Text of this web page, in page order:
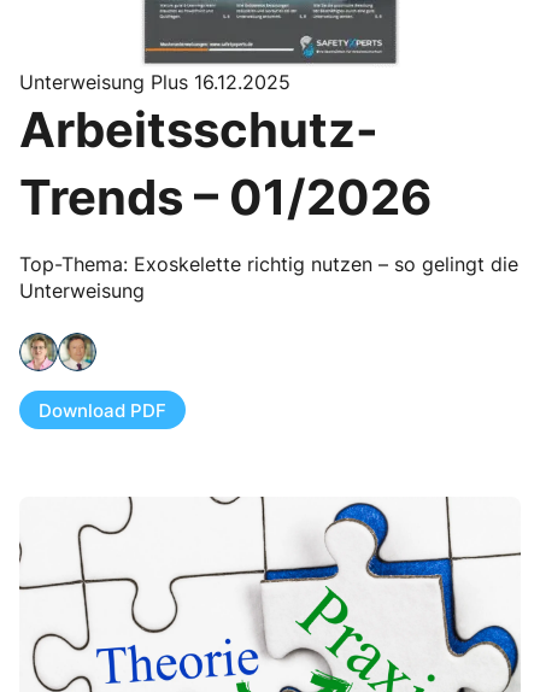
Unterweisung Plus 16.12.2025
Arbeitsschutz-
Trends – 01/2026
Top-Thema: Exoskelette richtig nutzen – so gelingt die
Unterweisung
Download PDF